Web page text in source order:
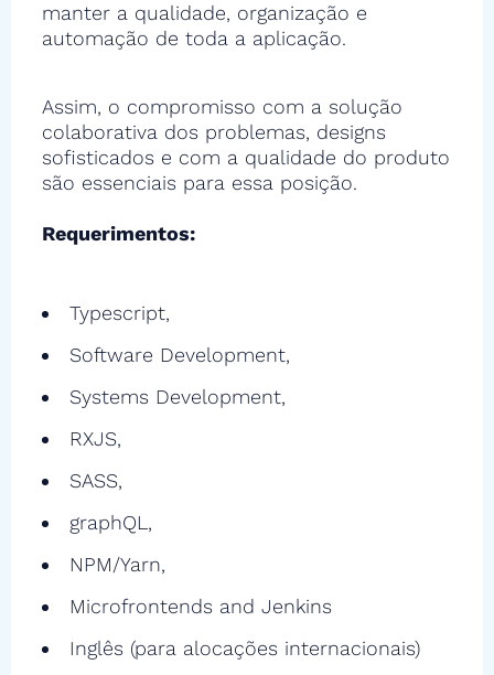
manter a qualidade, organização e
automação de toda a aplicação.
Assim, o compromisso com a solução
colaborativa dos problemas, designs
sofisticados e com a qualidade do produto
são essenciais para essa posição.
Requerimentos:
Typescript,
Software Development,
Systems Development,
RXJS,
SASS,
graphQL,
NPM/Yarn,
Microfrontends and Jenkins
Inglês (para alocações internacionais)